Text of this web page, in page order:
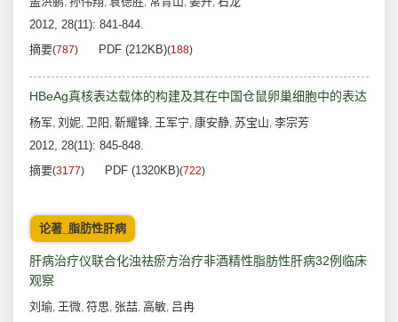
2012, 28(11): 841-844.
摘要(787) PDF (212KB)(188)
HBeAg真核表达载体的构建及其在中国仓鼠卵巢细胞中的表达
杨军, 刘妮, 卫阳 , 靳耀锋, 王军宁, 康安静, 苏宝山, 李宗芳
2012, 28(11): 845-848.
摘要(3177) PDF (1320KB)(722)
论著_脂肪性肝病
肝病治疗仪联合化浊祛瘀方治疗非酒精性脂肪性肝病32例临床
观察
刘瑜, 王微, 符思, 张喆, 高敏, 吕冉